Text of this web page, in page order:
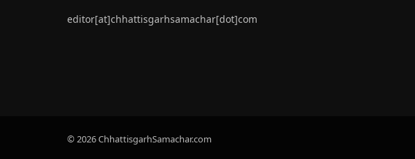
editor[at]chhattisgarhsamachar[dot]com
© 2026 ChhattisgarhSamachar.com